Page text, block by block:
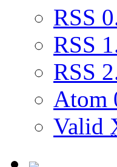
RSS
RSS
RSS
Atom
Valid